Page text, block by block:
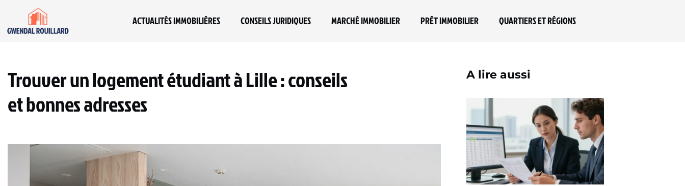
ACTUALITÉS IMMOBILIÈRES CONSEILS JURIDIQUES MARCHÉ IMMOBILIER PRÊT IMMOBILIER QUARTIERS ET RÉGIONS
Trouver un logement étudiant à Lille : conseils
et bonnes adresses
A lire aussi